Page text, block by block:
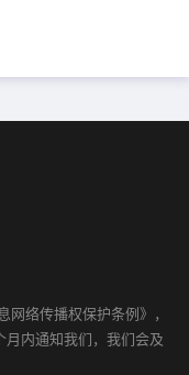
络传播权保护条例》，
内通知我们，我们会及